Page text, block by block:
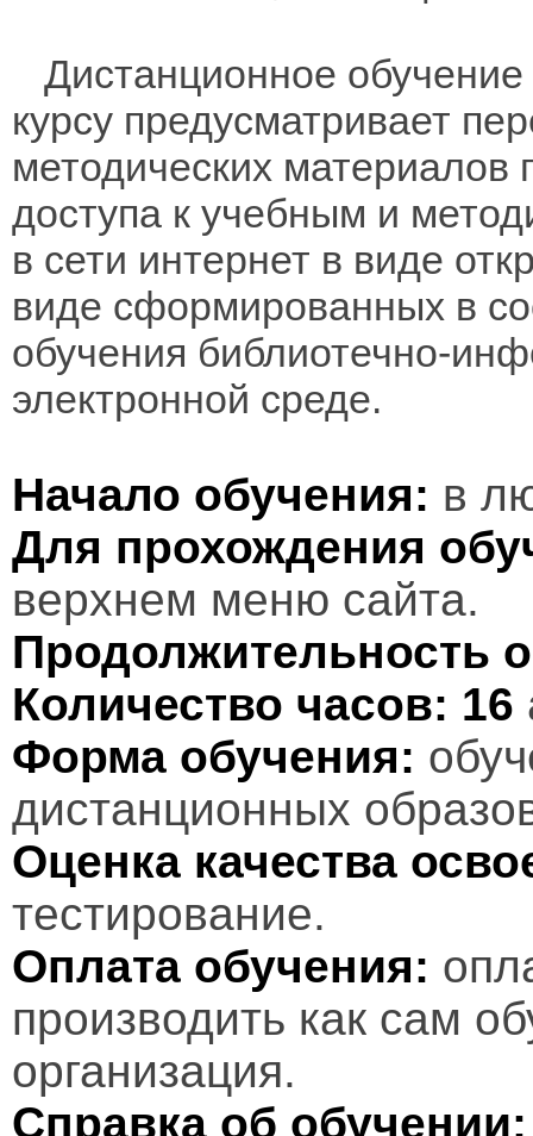
Дистанционное
курсу предусматривает
методических материалов
доступа к учебным и
в сети интернет в виде
виде сформированных в
обучения библиотечно-
электронной среде.
Начало обучения: в
Для прохождения
верхнем меню сайта.
Продолжительность
Количество часов: 16
Форма обучения:
дистанционных
Оценка качества
тестирование.
Оплата обучения:
производить как сам
организация.
Справка об обучении: